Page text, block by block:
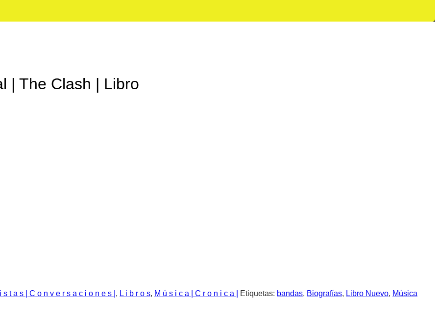
| The Clash | Libro
t a s | C o n v e r s a c i o n e s | , L i b r o s, M ú s i c a | C r o n i c a | Etiquetas: bandas, Biografías, Libro Nuevo, Música